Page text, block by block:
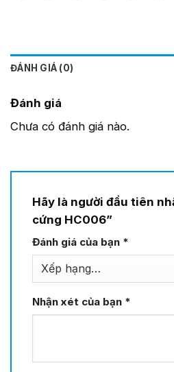
ĐÁNH GIÁ (0)
Đánh giá
Chưa có đánh giá nào.
Hãy là người đầu tiên
cứng HC006”
Đánh giá của bạn *
Nhận xét của bạn *